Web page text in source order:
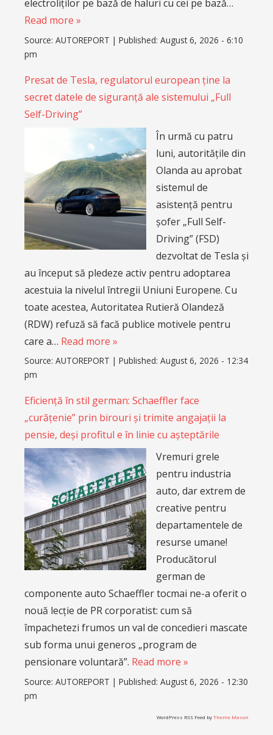
electroliților pe bază de haluri cu cei pe bază…
Read more »
Source: AUTOREPORT | Published: August 6, 2026 - 6:10
pm
Presat de Tesla, regulatorul european ține la
secret datele de siguranță ale sistemului „Full
Self-Driving”
În urmă cu patru
luni, autoritățile din
Olanda au aprobat
sistemul de
asistență pentru
șofer „Full Self-
Driving” (FSD)
dezvoltat de Tesla și
au început să pledeze activ pentru adoptarea
acestuia la nivelul întregii Uniuni Europene. Cu
toate acestea, Autoritatea Rutieră Olandeză
(RDW) refuză să facă publice motivele pentru
care a… Read more »
Source: AUTOREPORT | Published: August 6, 2026 - 12:34
pm
Eficiență în stil german: Schaeffler face
„curățenie” prin birouri și trimite angajații la
pensie, deși profitul e în linie cu așteptările
Vremuri grele
pentru industria
auto, dar extrem de
creative pentru
departamentele de
resurse umane!
Producătorul
german de
componente auto Schaeffler tocmai ne-a oferit o
nouă lecție de PR corporatist: cum să
împachetezi frumos un val de concedieri mascate
sub forma unui generos „program de
pensionare voluntară”. Read more »
Source: AUTOREPORT | Published: August 6, 2026 - 12:30
pm
WordPress RSS Feed byTheme Mason